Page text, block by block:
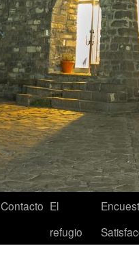
Contacto El
refugio